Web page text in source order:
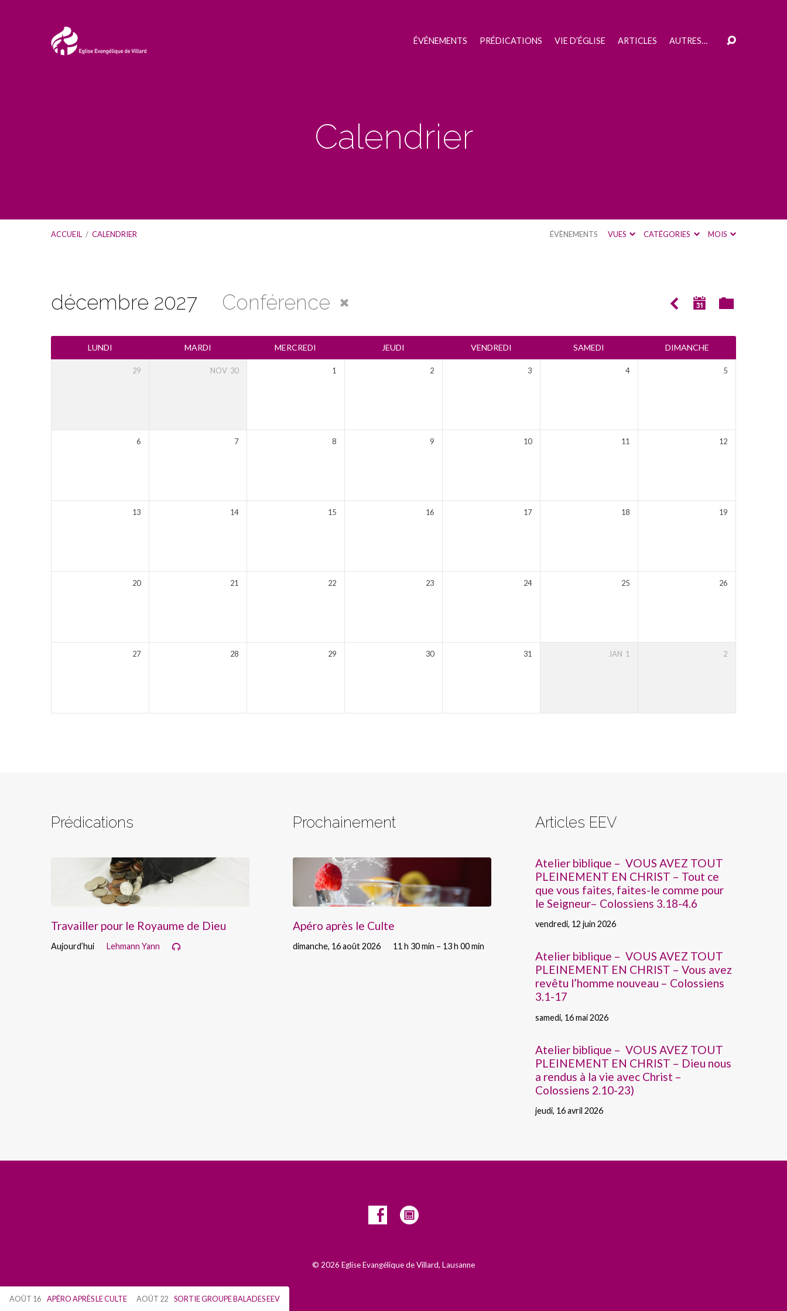
ÉVÉNEMENTS PRÉDICATIONS VIE D’ÉGLISE ARTICLES AUTRES…
Calendrier
ACCUEIL / CALENDRIER ÉVÈNEMENTS VUES CATÉGORIES MOIS
Calendrier
décembre 2027 Conférence
LUNDI MARDI MERCREDI JEUDI VENDREDI SAMEDI DIMANCHE
29 NOV 30 1 2 3 4 5
6 7 8 9 10 11 12
13 14 15 16 17 18 19
20 21 22 23 24 25 26
27 28 29 30 31 JAN 1 2
Prédications
Travailler pour le Royaume de Dieu
Aujourd’hui Lehmann Yann
Prochainement
Apéro après le Culte
dimanche, 16 août 2026 11 h 30 min – 13 h 00 min
Articles EEV
Atelier biblique – VOUS AVEZ TOUT
PLEINEMENT EN CHRIST – Tout ce
que vous faites, faites-le comme pour
le Seigneur– Colossiens 3.18-4.6
vendredi, 12 juin 2026
Atelier biblique – VOUS AVEZ TOUT
PLEINEMENT EN CHRIST – Vous avez
revêtu l’homme nouveau – Colossiens
3.1-17
samedi, 16 mai 2026
Atelier biblique – VOUS AVEZ TOUT
PLEINEMENT EN CHRIST – Dieu nous
a rendus à la vie avec Christ –
Colossiens 2.10-23)
jeudi, 16 avril 2026
© 2026 Eglise Evangélique de Villard, Lausanne
AOÛT 16 APÉRO APRÈS LE CULTE AOÛT 22 SORTIE GROUPE BALADES EEV